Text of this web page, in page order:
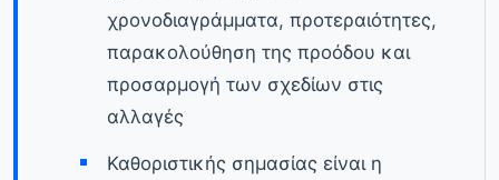
χρονοδιαγράμματα, προτεραιότητες,
παρακολούθηση της προόδου και
προσαρμογή των σχεδίων στις
αλλαγές
Καθοριστικής σημασίας είναι η